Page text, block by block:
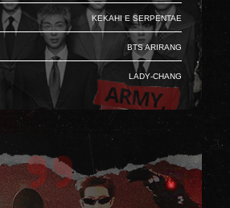
Kekahi e Serpentae
BTS Arirang
Lady-Chang